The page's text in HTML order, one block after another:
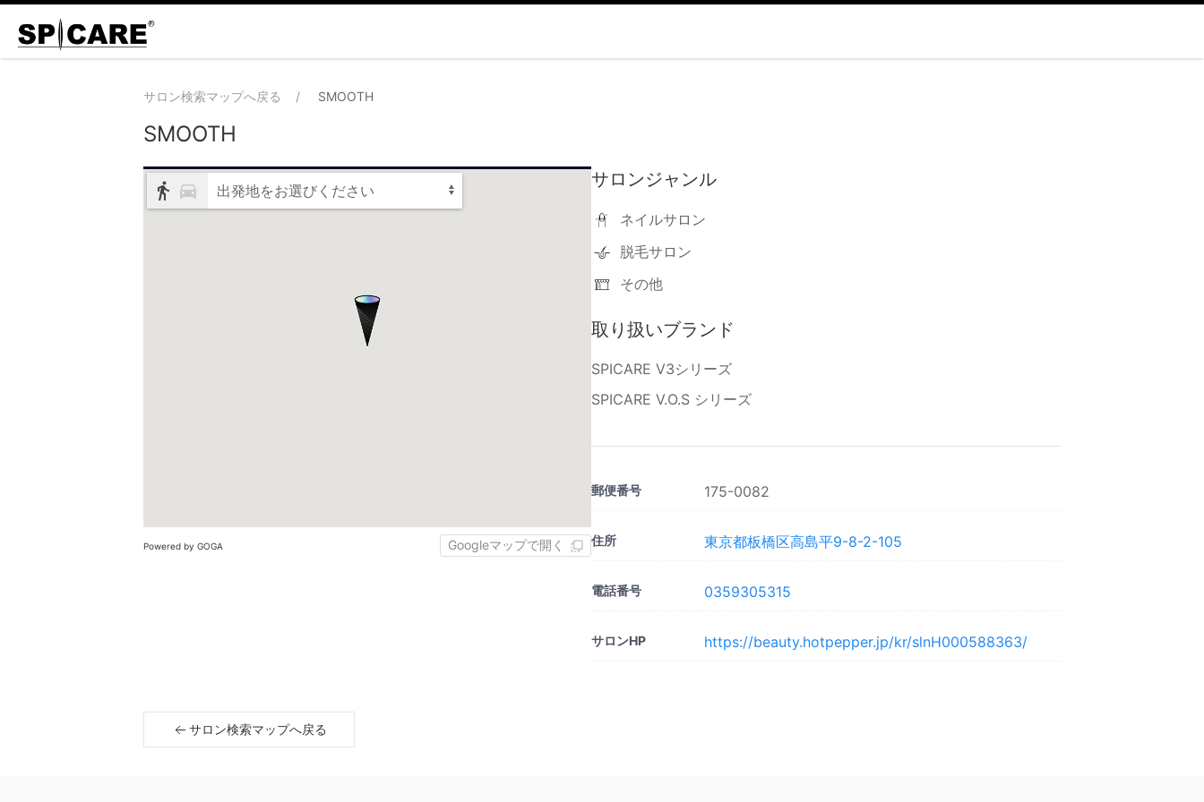
サロン検索マップへ戻る SMOOTH
SMOOTH
出発地をお選びください
Powered by GOGA Googleマップで開く
サロンジャンル
ネイルサロン
脱毛サロン
その他
取り扱いブランド
SPICARE V3シリーズ
SPICARE V.O.S シリーズ
郵便番号 175-0082
住所 東京都板橋区高島平9-8-2-105
電話番号 0359305315
サロンHP https://beauty.hotpepper.jp/kr/slnH000588363/
サロン検索マップへ戻る